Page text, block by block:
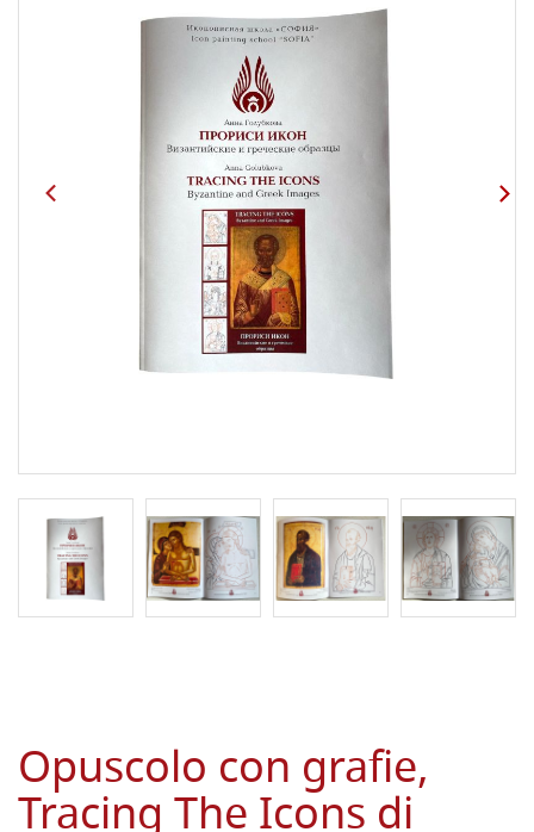
Opuscolo con grafie,